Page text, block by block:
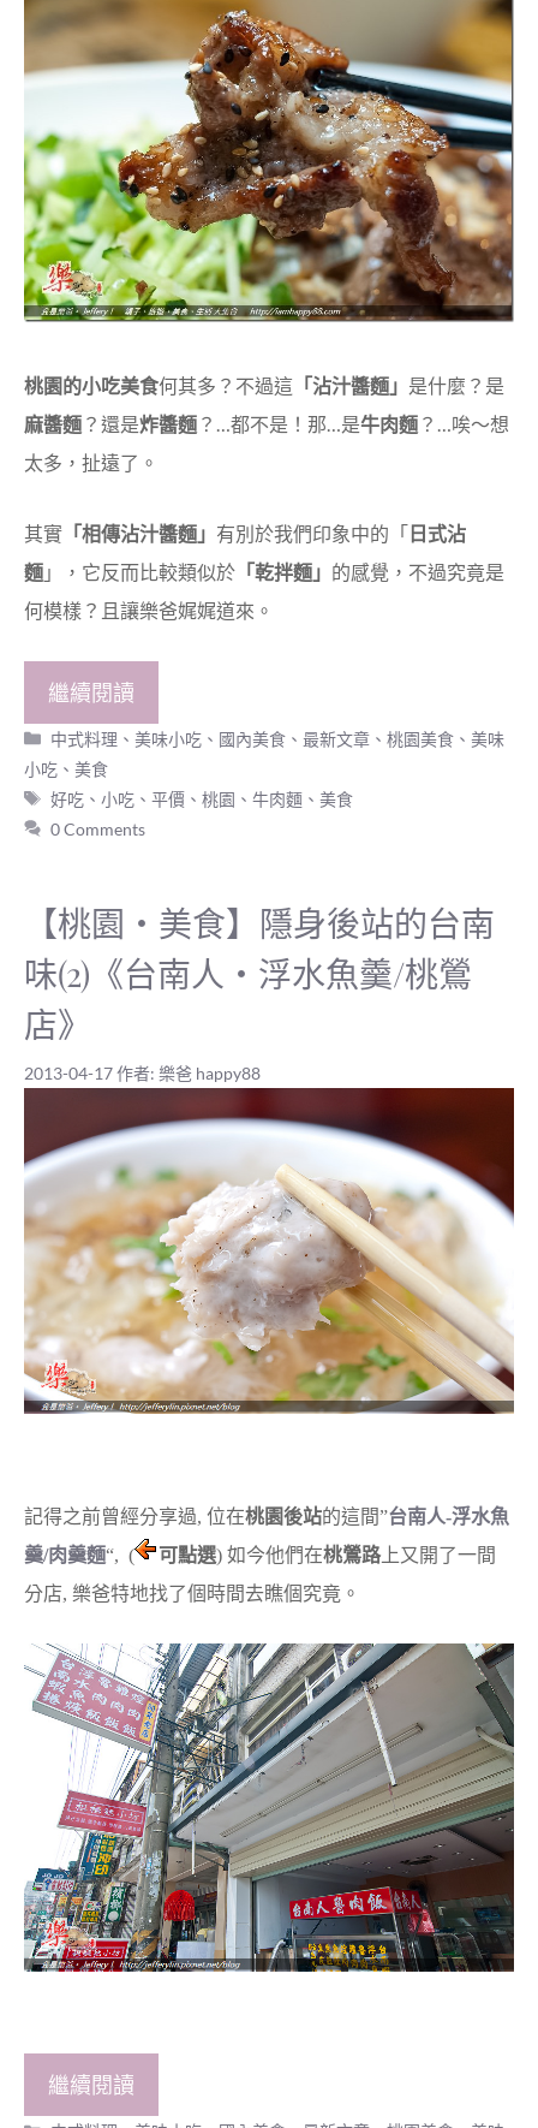
桃園的小吃美食何其多？不過這 「沾汁醬麵」 是什麼？是
麻醬麵 ？還是炸醬麵 ？…都不是！那…是牛肉麵 ？…唉～想
太多，扯遠了。
其實 「相傳沾汁醬麵」 有別於我們印象中的「日式沾
麵 」，它反而比較類似於 「乾拌麵」 的感覺，不過究竟是
何模樣？且讓樂爸娓娓道來。
繼續閱讀
分
類
中式料理、美味小吃 、 國內美食 、最新文章 、桃園美食 、美味
小吃 、 美食
標
籤
好吃 、小吃 、平價 、桃園 、牛肉麵 、美食
0 Comments
【桃園‧美食】隱身後站的台南
味(2)《台南人‧浮水魚羹/桃鶯
店》
2013-04-17作者: 樂爸 happy88
記得之前曾經分享過, 位在桃園後站的這間”台南人-浮水魚
羹/肉羹麵“, ( 可點選) 如今他們在桃鶯路 上又開了一間
分店, 樂爸特地找了個時間去瞧個究竟。
繼續閱讀